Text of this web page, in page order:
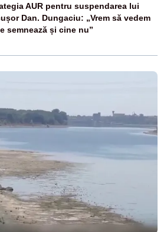
AUR pentru suspendarea lui
Dan. Dungaciu: „Vrem să vedem
semnează și cine nu”